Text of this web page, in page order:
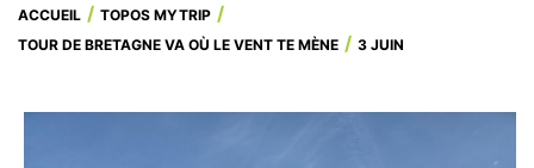
ACCUEIL
TOPOS MYTRIP
TOUR DE BRETAGNE VA OÙ LE VENT TE MÈNE
3 JUIN